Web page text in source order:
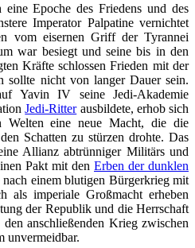
Epoche des Friedens und des
Imperator Palpatine vernichtet
vom eisernen Griff der Tyrannei
war besiegt und seine bis in den
Kräfte schlossen Frieden mit der
sollte nicht von langer Dauer sein.
Yavin IV seine Jedi-Akademie
Jedi-Ritterausbildete, erhob sich
Welten eine neue Macht, die die
Schatten zu stürzen drohte. Das
Allianz abtrünniger Militärs und
Pakt mit den Erben der dunklen
einem blutigen Bürgerkrieg mit
als imperiale Großmacht erheben
der Republik und die Herrschaft
anschließenden Krieg zwischen
unvermeidbar.